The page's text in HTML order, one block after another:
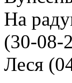
На
(30-08-
Леся